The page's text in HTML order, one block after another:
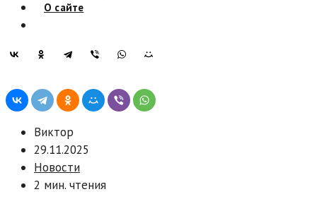
О сайте
Виктор
29.11.2025
Новости
2 мин. чтения